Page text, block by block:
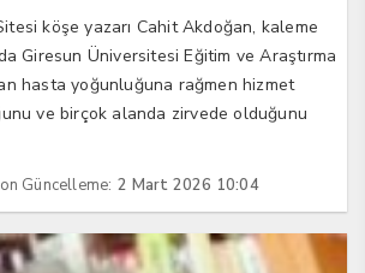
köşe yazarı Cahit Akdoğan, kaleme
Giresun Üniversitesi Eğitim ve Araştırma
hasta yoğunluğuna rağmen hizmet
ve birçok alanda zirvede olduğunu
Güncelleme: 2 Mart 2026 10:04